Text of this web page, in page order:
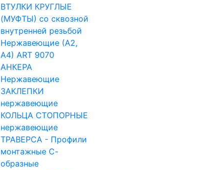
ВТУЛКИ КРУГЛЫЕ
(МУФТЫ) со сквозной
внутренней резьбой
Нержавеющие (А2,
А4) ART 9070
АНКЕРА
Нержавеющие
ЗАКЛЕПКИ
нержавеющие
КОЛЬЦА СТОПОРНЫЕ
нержавеющие
ТРАВЕРСА - Профили
монтажные С-
образные